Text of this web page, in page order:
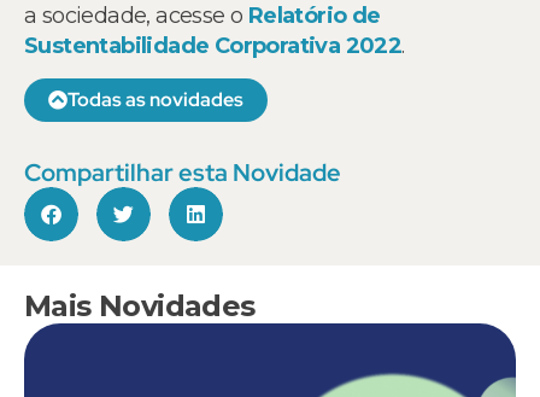
a sociedade, acesse o Relatório de
Sustentabilidade Corporativa 2022.
Todas as novidades
Compartilhar esta Novidade
Mais Novidades